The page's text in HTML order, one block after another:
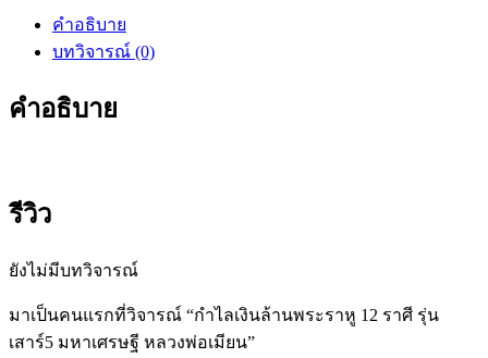
รุ่น
หลวง
เมีย
ชิ้น
คำอธิบาย
บทวิจารณ์ (0)
คำอธิบาย
รีวิว
ยังไม่มีบทวิจารณ์
มาเป็นคนแรกที่วิจารณ์ “กำไลเงินล้านพระราหู 12 ราศี รุ่น
เสาร์5 มหาเศรษฐี หลวงพ่อเมียน”